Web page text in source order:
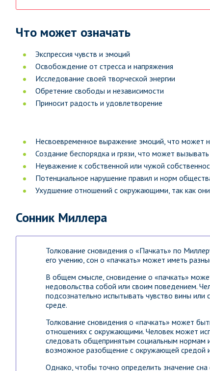
Что может означать
Экспрессия чувств и эмоций
Освобождение от стресса и напряжения
Исследование своей творческой энергии
Обретение свободы и независимости
Приносит радость и удовлетворение
Несвоевременное выражение эмоций, что может
Создание беспорядка и грязи, что может
Неуважение к собственной или чужой
Потенциальное нарушение правил и норм
Ухудшение отношений с окружающими, так как
Сонник Миллера
Толкование сновидения о «Пачкать» по
его учению, сон о «пачкать» может иметь
В общем смысле, сновидение о «пачкать»
недовольства собой или своим поведением.
подсознательно испытывать чувство вины
среде.
Толкование сновидения о «пачкать» может
отношениях с окружающими. Человек может
следовать общепринятым социальным нормам
возможное разобщение с окружающей средой
Однако, чтобы точно определить значение